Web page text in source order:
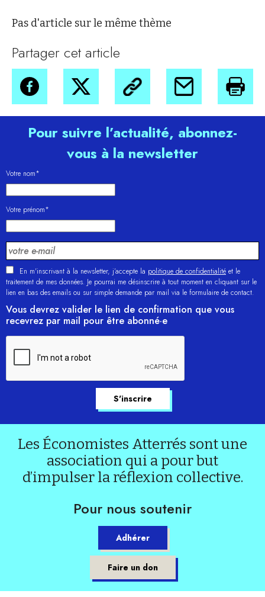
Pas d'article sur le même thème
Partager cet article
Pour suivre l’actualité, abonnez-
vous à la newsletter
Votre nom*
Votre prénom*
En m'inscrivant à la newsletter, j’accepte la politique de confidentialité et le
traitement de mes données. Je pourrai me désinscrire à tout moment en cliquant sur le
lien en bas des emails ou sur simple demande par mail via le formulaire de contact.
Vous devrez valider le lien de confirmation que vous
recevrez par mail pour être abonné·e
Les Économistes Atterrés sont une
association qui a pour but
d’impulser la réflexion collective.
Pour nous soutenir
Adhérer
Faire un don